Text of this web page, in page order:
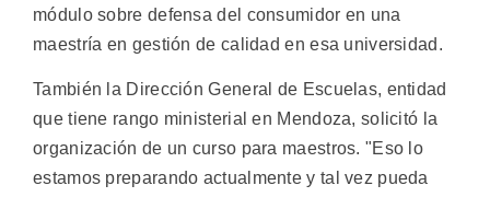
módulo sobre defensa del consumidor en una
maestría en gestión de calidad en esa universidad.
También la Dirección General de Escuelas, entidad
que tiene rango ministerial en Mendoza, solicitó la
organización de un curso para maestros. "Eso lo
estamos preparando actualmente y tal vez pueda